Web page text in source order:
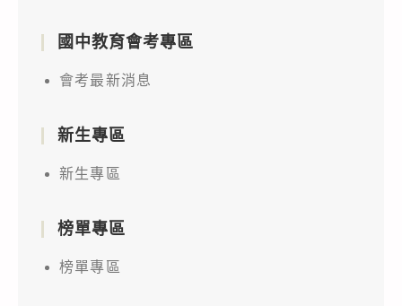
國中教育會考專區
會考最新消息
新生專區
新生專區
榜單專區
榜單專區